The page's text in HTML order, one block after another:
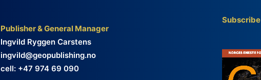
Publisher & General Manager
Ingvild Ryggen Carstens
ingvild@geopublishing.no
cell: +47 974 69 090
Subscribe